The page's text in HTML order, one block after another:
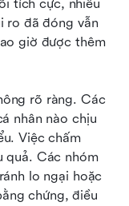
tích cực, nhiều
ro đã đóng vẫn
giờ được thêm
rõ ràng. Các
nhân nào chịu
Việc chấm
quả. Các nhóm
lo ngại hoặc
chứng, điều